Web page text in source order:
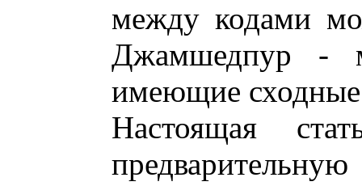
между кодами
Джамшедпур -
имеющие
Настоящая